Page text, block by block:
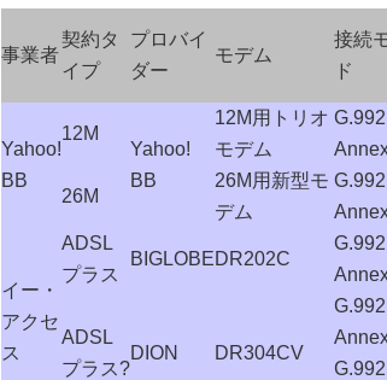
事業者
契約タ
イプ
プロバイ
ダー
モデム
接続
ド
Yahoo!
BB
12M
Yahoo!
BB
12M用トリオ
モデム
26M
26M用新型モ
デム
イー・
アクセ
ス
ADSL
プラス
BIGLOBEDR202C
ADSL
プラス?
DION DR304CV